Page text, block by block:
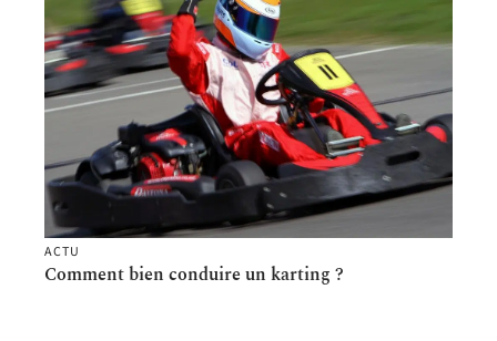
ACTU
Comment bien conduire un karting ?